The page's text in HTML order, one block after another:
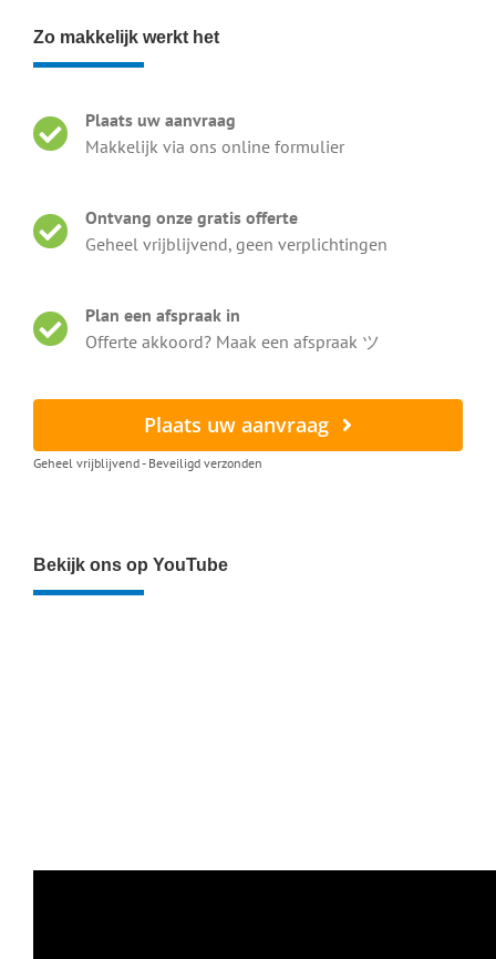
Zo makkelijk werkt het
Plaats uw aanvraag
Makkelijk via ons online formulier
Ontvang onze gratis offerte
Geheel vrijblijvend, geen verplichtingen
Plan een afspraak in
Offerte akkoord? Maak een afspraak ツ
Plaats uw aanvraag
Geheel vrijblijvend - Beveiligd verzonden
Bekijk ons op YouTube